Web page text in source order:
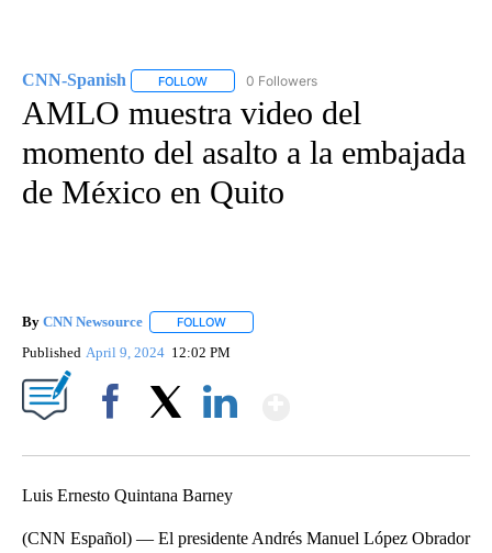
CNN-Spanish FOLLOW FOLLOW "CNN-SPANISH" TO RECEIVE
0 Followers
AMLO muestra video del
momento del asalto a la embajada
de México en Quito
By CNN Newsource FOLLOW
Published April 9, 2024 12:02 PM
Luis Ernesto Quintana Barney
(CNN Español) — El presidente Andrés Manuel López Obrador